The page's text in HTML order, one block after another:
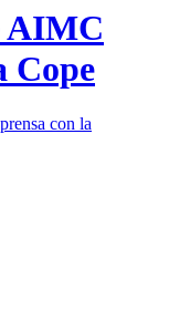
AIMC
Cope
con la